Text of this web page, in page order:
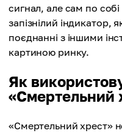
сигнал, але сам по
запізнілий
поєднанні з іншими
картиною ринку.
Як
«Смертельний
«Смертельний хрест»